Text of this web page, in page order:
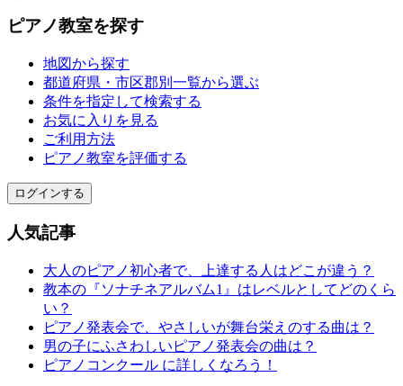
ピアノ教室を探す
地図から探す
都道府県・市区郡別一覧から選ぶ
条件を指定して検索する
お気に入りを見る
ご利用方法
ピアノ教室を評価する
ログインする
人気記事
大人のピアノ初心者で、上達する人はどこが違う？
教本の『ソナチネアルバム1』はレベルとしてどのくら
い？
ピアノ発表会で、やさしいが舞台栄えのする曲は？
男の子にふさわしいピアノ発表会の曲は？
ピアノコンクール に詳しくなろう！